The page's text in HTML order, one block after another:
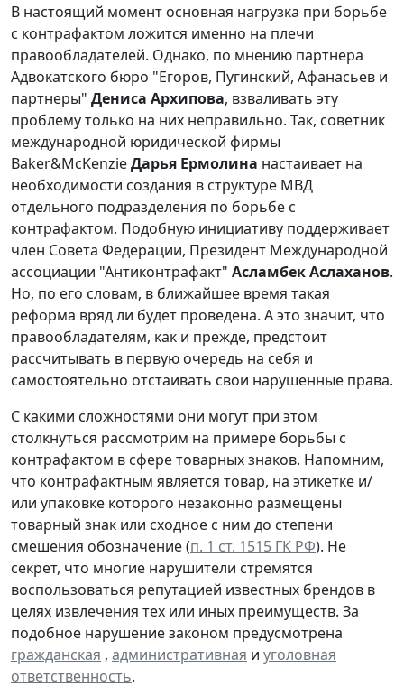
В настоящий момент основная нагрузка при борьбе
с контрафактом ложится именно на плечи
правообладателей. Однако, по мнению партнера
Адвокатского бюро "Егоров, Пугинский, Афанасьев и
партнеры" Дениса Архипова, взваливать эту
проблему только на них неправильно. Так, советник
международной юридической фирмы
Baker&McKenzieДарья Ермолина настаивает на
необходимости создания в структуре МВД
отдельного подразделения по борьбе с
контрафактом. Подобную инициативу поддерживает
член Совета Федерации, Президент Международной
ассоциации "Антиконтрафакт" Асламбек Аслаханов.
Но, по его словам, в ближайшее время такая
реформа вряд ли будет проведена. А это значит, что
правообладателям, как и прежде, предстоит
рассчитывать в первую очередь на себя и
самостоятельно отстаивать свои нарушенные права.
С какими сложностями они могут при этом
столкнуться рассмотрим на примере борьбы с
контрафактом в сфере товарных знаков. Напомним,
что контрафактным является товар, на этикетке и/
или упаковке которого незаконно размещены
товарный знак или сходное с ним до степени
смешения обозначение (п. 1 ст. 1515 ГК РФ). Не
секрет, что многие нарушители стремятся
воспользоваться репутацией известных брендов в
целях извлечения тех или иных преимуществ. За
подобное нарушение законом предусмотрена
гражданская , административная и уголовная
ответственность.